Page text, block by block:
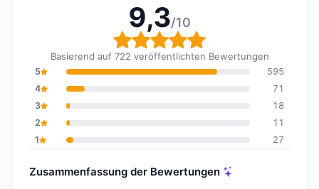
9,3/10
Gesamtbewertung: 9,3
Basierend auf 722 veröffentlichten Bewertungen
5
595
4
71
3
18
2
11
1
27
Zusammenfassung der Bewertungen